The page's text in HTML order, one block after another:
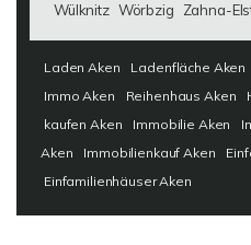
Wülknitz Wörbzig Zahna-
Laden Aken Ladenfläche Aken
Immo Aken
Reihenhaus Aken
kaufen Aken
Immobilie Aken
Aken
Immobilienkauf Aken
Einfamilienhäuser Aken